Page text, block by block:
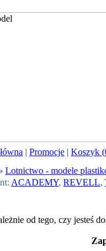
| Promocje | Koszyk (
Lotnictwo - modele
ACADEMY, REVELL,
od tego, czy jesteś